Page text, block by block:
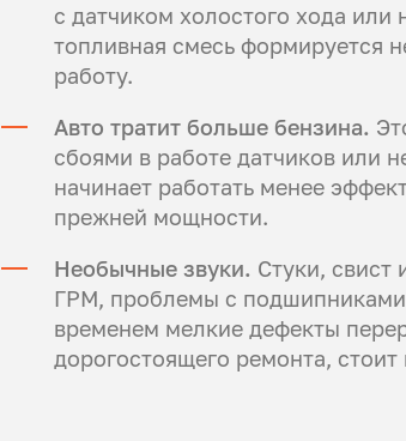
с датчиком холостого хода или
топливная смесь формируется
работу.
Авто тратит больше бензина.
сбоями в работе датчиков или
начинает работать менее
прежней мощности.
Необычные звуки. Стуки, свист
ГРМ, проблемы с
временем мелкие дефекты
дорогостоящего ремонта, стоит